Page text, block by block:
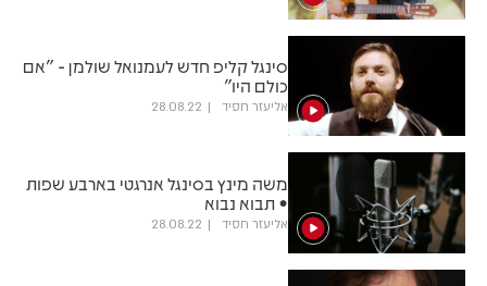
סינגל קליפ חדש לעמנואל שולמן - "אם
כולם היו"
אליעזר חסיד 28.08.22
משה מינץ בסינגל אנרגטי בארבע שפות
• תבוא נבוא
אליעזר חסיד 28.08.22